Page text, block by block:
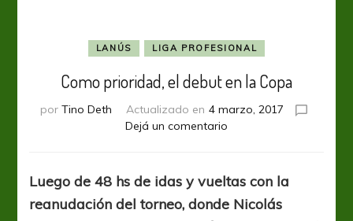
LANÚS LIGA PROFESIONAL
Como prioridad, el debut en la Copa
por Tino Deth Actualizado en 4 marzo, 2017
Dejá un comentario
el
debut
en
Luego de 48 hs de idas y vueltas con la
reanudación del torneo, donde Nicolás